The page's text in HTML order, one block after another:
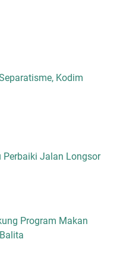
Kodim
Perbaiki Jalan Longsor
Program Makan